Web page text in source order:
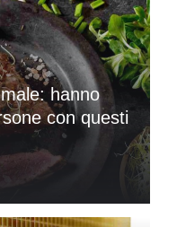
hanno
con questi